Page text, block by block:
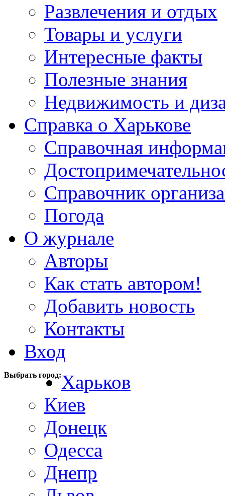
Развлечения и отдых
Товары и услуги
Интересные факты
Полезные знания
Недвижимость и
Справка о Харькове
Справочная
Справочник
Погода
О журнале
Авторы
Как стать автором!
Добавить новость
Контакты
Вход
Выбрать город:Харьков
Киев
Донецк
Одесса
Днепр